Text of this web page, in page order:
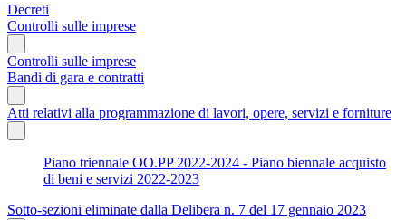
Decreti
Controlli sulle imprese
Controlli sulle imprese
Bandi di gara e contratti
Atti relativi alla programmazione di lavori, opere, servizi e forniture
Piano triennale OO.PP 2022-2024 - Piano biennale acquisto
di beni e servizi 2022-2023
Sotto-sezioni eliminate dalla Delibera n. 7 del 17 gennaio 2023